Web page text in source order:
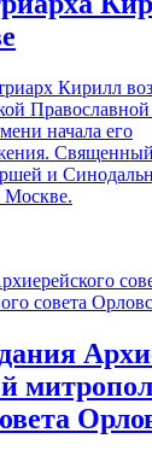
Кирилл
начала его
и
Москве.